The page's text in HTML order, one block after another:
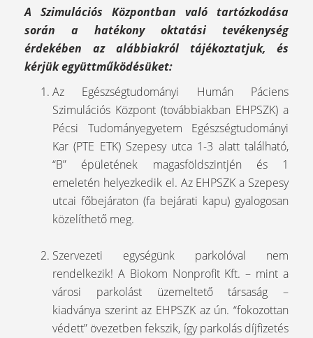
A Szimulációs Központban való tartózkodása
során a hatékony oktatási tevékenység
érdekében az alábbiakról tájékoztatjuk, és
kérjük együttműködésüket:
Az Egészségtudományi Humán Páciens
Szimulációs Központ (továbbiakban EHPSZK) a
Pécsi Tudományegyetem Egészségtudományi
Kar (PTE ETK) Szepesy utca 1-3 alatt található,
“B” épületének magasföldszintjén és 1
emeletén helyezkedik el. Az EHPSZK a Szepesy
utcai főbejáraton (fa bejárati kapu) gyalogosan
közelíthető meg.
Szervezeti egységünk parkolóval nem
rendelkezik! A Biokom Nonprofit Kft. – mint a
városi parkolást üzemeltető társaság –
kiadványa szerint az EHPSZK az ún. “fokozottan
védett” övezetben fekszik, így parkolás díjfizetés